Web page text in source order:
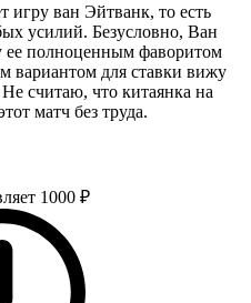
игру ван Эйтванк, то есть
усилий. Безусловно, Ван
ее полноценным фаворитом
вариантом для ставки вижу
считаю, что китаянка на
матч без труда.
1000 ₽